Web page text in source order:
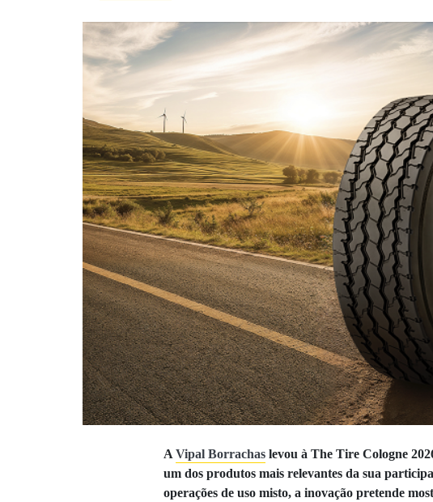
A Vipal Borrachas levou à The Tire Cologne
um dos produtos mais relevantes da sua
operações de uso misto, a inovação pretende